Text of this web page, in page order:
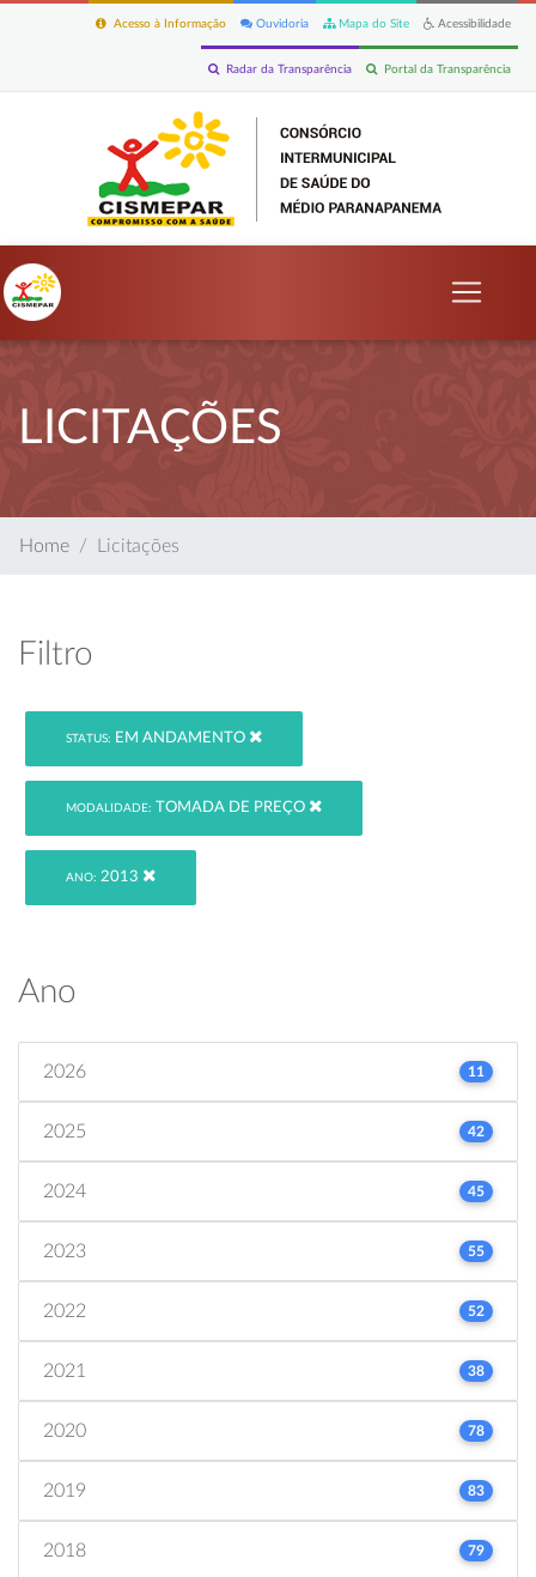
Acessibilidade
Mapa do Site
Ouvidoria
Acesso à Informação
Portal da Transparência
Radar da Transparência
LICITAÇÕES
Home Licitações
Filtro
STATUS: EM ANDAMENTO
MODALIDADE: TOMADA DE PREÇO
ANO: 2013
Ano
2026 11
2025 42
2024 45
2023 55
2022 52
2021 38
2020 78
2019 83
2018 79